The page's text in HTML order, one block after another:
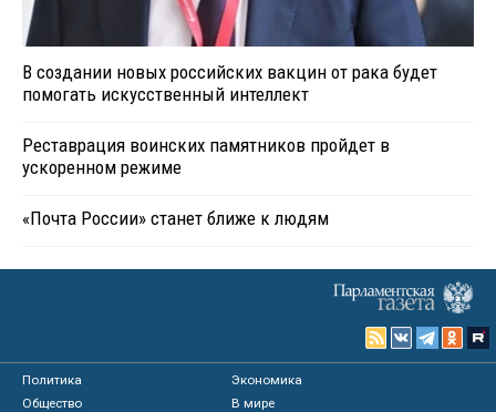
В создании новых российских вакцин от рака будет
помогать искусственный интеллект
Реставрация воинских памятников пройдет в
ускоренном режиме
«Почта России» станет ближе к людям
Политика
Экономика
Общество
В мире